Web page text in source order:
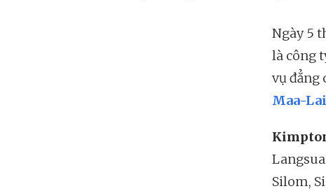
Ngày 5
là công
vụ đẳng
Maa-
Silom,